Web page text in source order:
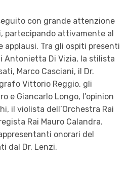
con grande attenzione
partecipando attivamente al
Tra gli ospiti presenti
Antonietta Di Vizia, la stilista
Marco Casciani, il Dr.
Vittorio Reggio, gli
e Giancarlo Longo, l’opinion
il violista dell’Orchestra Rai
Rai Mauro Calandra.
onorari del
dal Dr. Lenzi.